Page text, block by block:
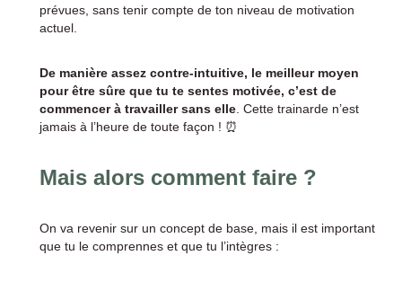
prévues, sans tenir compte de ton niveau de motivation
actuel.
De manière assez contre-intuitive, le meilleur moyen
pour être sûre que tu te sentes motivée, c’est de
commencer à travailler sans elle. Cette trainarde n’est
jamais à l’heure de toute façon ! ⏰
Mais alors comment faire ?
On va revenir sur un concept de base, mais il est important
que tu le comprennes et que tu l’intègres :